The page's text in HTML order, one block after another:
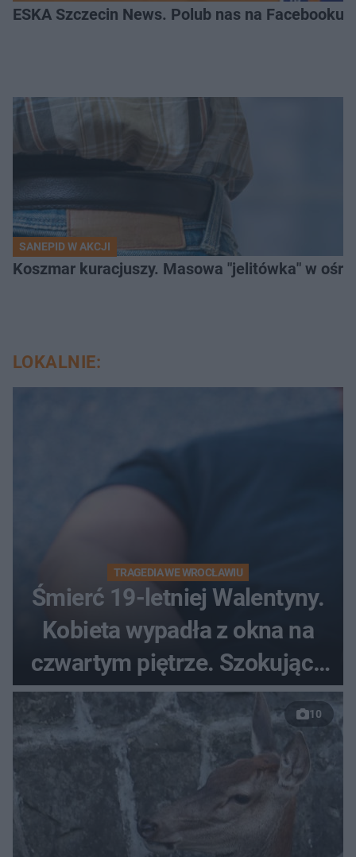
ESKA Szczecin News. Polub nas na Facebooku!
SANEPID W AKCJI
Koszmar kuracjuszy. Masowa "jelitówka" w
LOKALNIE:
TRAGEDIA WE WROCŁAWIU
Śmierć 19-letniej Walentyny.
Kobieta wypadła z okna na
czwartym piętrze. Szokujące
nagranie trafiło do sieci
10